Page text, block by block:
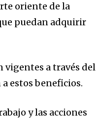
oriente de la
puedan adquirir
vigentes a través del
estos beneficios.
y las acciones